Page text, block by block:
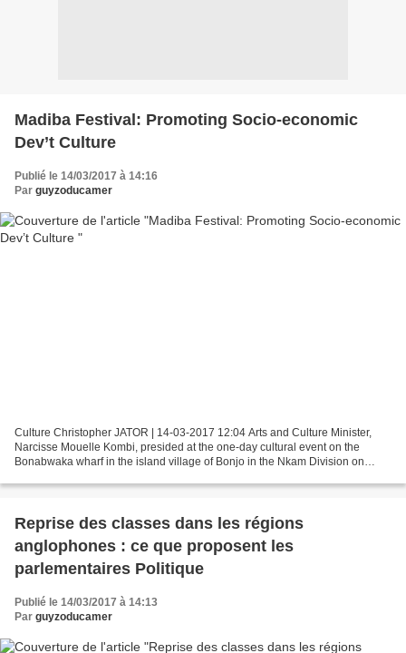
Madiba Festival: Promoting Socio-economic
Dev’t Culture
Publié le 14/03/2017 à 14:16
Par guyzoducamer
Culture Christopher JATOR | 14-03-2017 12:04 Arts and Culture Minister,
Narcisse Mouelle Kombi, presided at the one-day cultural event on the
Bonabwaka wharf in the island village of Bonjo in the Nkam Division on
Reprise des classes dans les régions
anglophones : ce que proposent les
parlementaires Politique
Publié le 14/03/2017 à 14:13
Par guyzoducamer